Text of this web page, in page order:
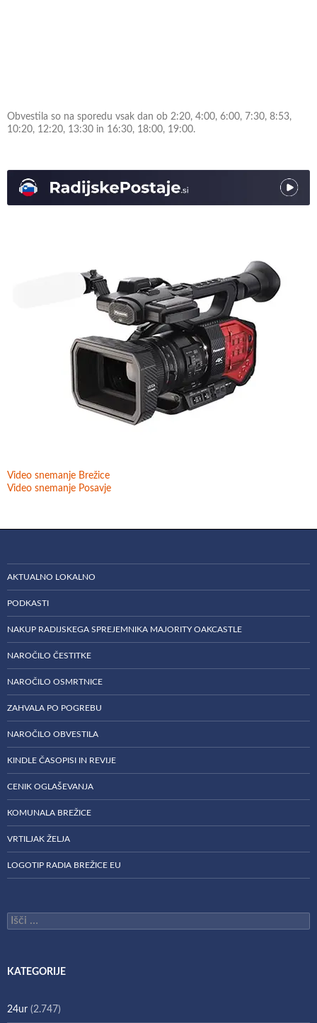
Obvestila so na sporedu vsak dan ob 2:20, 4:00, 6:00, 7:30, 8:53,
10:20, 12:20, 13:30 in 16:30, 18:00, 19:00.
Video snemanje Brežice
Video snemanje Posavje
AKTUALNO LOKALNO
PODKASTI
NAKUP RADIJSKEGA SPREJEMNIKA MAJORITY OAKCASTLE
NAROČILO ČESTITKE
NAROČILO OSMRTNICE
ZAHVALA PO POGREBU
NAROČILO OBVESTILA
KINDLE ČASOPISI IN REVIJE
CENIK OGLAŠEVANJA
KOMUNALA BREŽICE
VRTILJAK ŽELJA
LOGOTIP RADIA BREŽICE EU
Išči:
KATEGORIJE
24ur (2.747)